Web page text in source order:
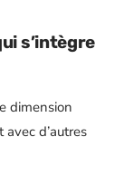
s’intègre
dimension
d’autres